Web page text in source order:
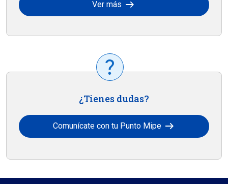
Ver más arrow_right_alt
¿Tienes dudas?
Comunícate con tu Punto Mipe arrow_right_alt